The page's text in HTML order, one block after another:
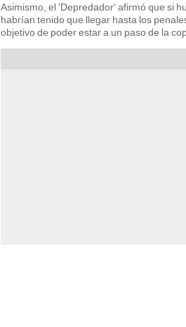
Asimismo, el 'Depredador' afirmó que si
habrían tenido que llegar hasta los
objetivo de poder estar a un paso de la